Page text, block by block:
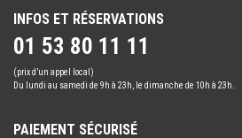
INFOS ET RÉSERVATIONS
01 53 80 11 11
(prix d’un appel local)
Du lundi au samedi de 9h à 23h, le dimanche de 10h à 23h.
PAIEMENT SÉCURISÉ